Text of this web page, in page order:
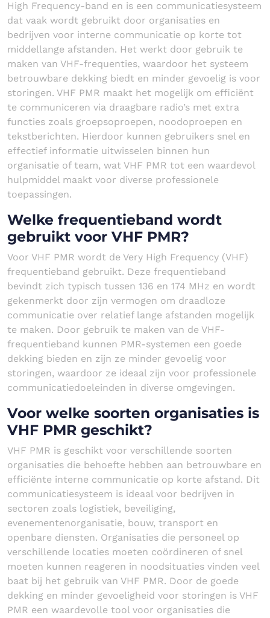
High Frequency-band en is een communicatiesysteem
dat vaak wordt gebruikt door organisaties en
bedrijven voor interne communicatie op korte tot
middellange afstanden. Het werkt door gebruik te
maken van VHF-frequenties, waardoor het systeem
betrouwbare dekking biedt en minder gevoelig is voor
storingen. VHF PMR maakt het mogelijk om efficiënt
te communiceren via draagbare radio’s met extra
functies zoals groepsoproepen, noodoproepen en
tekstberichten. Hierdoor kunnen gebruikers snel en
effectief informatie uitwisselen binnen hun
organisatie of team, wat VHF PMR tot een waardevol
hulpmiddel maakt voor diverse professionele
toepassingen.
Welke frequentieband wordt
gebruikt voor VHF PMR?
Voor VHF PMR wordt de Very High Frequency (VHF)
frequentieband gebruikt. Deze frequentieband
bevindt zich typisch tussen 136 en 174 MHz en wordt
gekenmerkt door zijn vermogen om draadloze
communicatie over relatief lange afstanden mogelijk
te maken. Door gebruik te maken van de VHF-
frequentieband kunnen PMR-systemen een goede
dekking bieden en zijn ze minder gevoelig voor
storingen, waardoor ze ideaal zijn voor professionele
communicatiedoeleinden in diverse omgevingen.
Voor welke soorten organisaties is
VHF PMR geschikt?
VHF PMR is geschikt voor verschillende soorten
organisaties die behoefte hebben aan betrouwbare en
efficiënte interne communicatie op korte afstand. Dit
communicatiesysteem is ideaal voor bedrijven in
sectoren zoals logistiek, beveiliging,
evenementenorganisatie, bouw, transport en
openbare diensten. Organisaties die personeel op
verschillende locaties moeten coördineren of snel
moeten kunnen reageren in noodsituaties vinden veel
baat bij het gebruik van VHF PMR. Door de goede
dekking en minder gevoeligheid voor storingen is VHF
PMR een waardevolle tool voor organisaties die